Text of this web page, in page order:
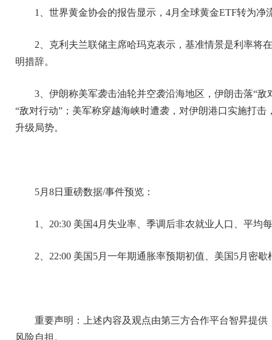
1、世界黄金协会的报告显示，4月全球黄金ETF转为净
2、克利夫兰联储主席哈玛克表示，基准情景是利率将
明措辞。
3、伊朗称美军袭击油轮并空袭沿海地区，伊朗击落“
“敌对行动”；美军称穿越海峡时遭袭，对伊朗港口实施打
升级局势。
5月8日重磅数据/事件预览：
1、20:30 美国4月失业率、季调后非农就业人口、平均
2、22:00 美国5月一年期通胀率预期初值、美国5月密
重要声明：上述内容及观点由第三方合作平台智昇提
风险自担。